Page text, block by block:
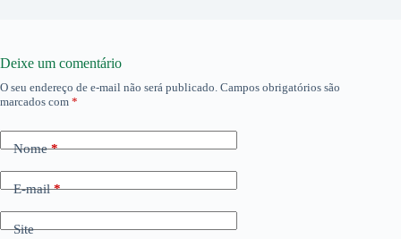
Deixe um comentário
O seu endereço de e-mail não será publicado. Campos obrigatórios são
marcados com *
Nome*
E-mail*
Site